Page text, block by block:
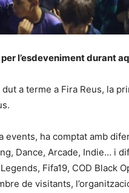
l’esdeveniment durant
dut a terme a Fira Reus, la
events, ha comptat amb
Dance, Arcade, Indie… i
Fifa19, COD Black
de visitants,